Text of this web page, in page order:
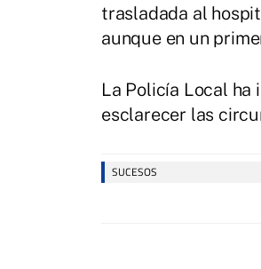
trasladada al
aunque en un
La Policía Local
esclarecer las
SUCESOS